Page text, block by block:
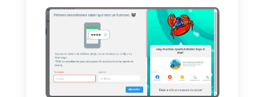
6)Gestion et achat de numéros
de téléphone.
7)Automatisation des données.